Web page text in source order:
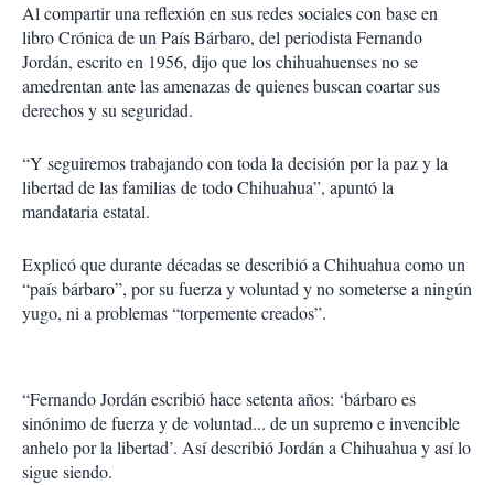
Al compartir una reflexión en sus redes sociales con base en
libro Crónica de un País Bárbaro, del periodista Fernando
Jordán, escrito en 1956, dijo que los chihuahuenses no se
amedrentan ante las amenazas de quienes buscan coartar sus
derechos y su seguridad.
“Y seguiremos trabajando con toda la decisión por la paz y la
libertad de las familias de todo Chihuahua”, apuntó la
mandataria estatal.
Explicó que durante décadas se describió a Chihuahua como un
“país bárbaro”, por su fuerza y voluntad y no someterse a ningún
yugo, ni a problemas “torpemente creados”.
“Fernando Jordán escribió hace setenta años: ‘bárbaro es
sinónimo de fuerza y de voluntad... de un supremo e invencible
anhelo por la libertad’. Así describió Jordán a Chihuahua y así lo
sigue siendo.